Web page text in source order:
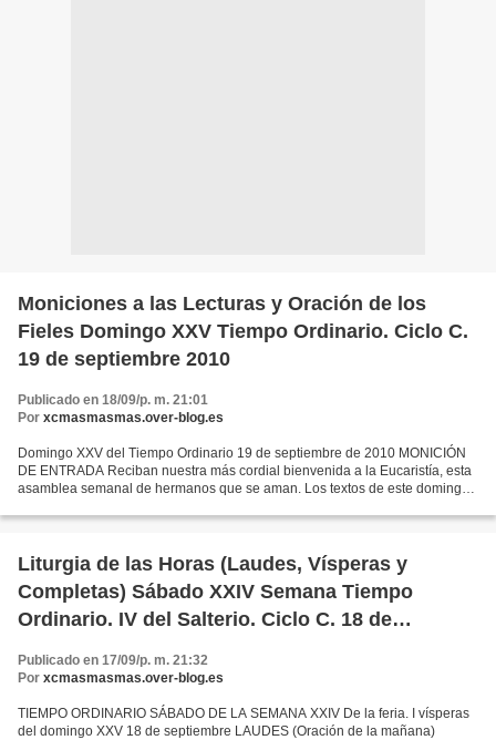
Moniciones a las Lecturas y Oración de los
Fieles Domingo XXV Tiempo Ordinario. Ciclo C.
19 de septiembre 2010
Publicado en 18/09/p. m. 21:01
Por xcmasmasmas.over-blog.es
Domingo XXV del Tiempo Ordinario 19 de septiembre de 2010 MONICIÓN
DE ENTRADA Reciban nuestra más cordial bienvenida a la Eucaristía, esta
asamblea semanal de hermanos que se aman. Los textos de este domingo
Liturgia de las Horas (Laudes, Vísperas y
Completas) Sábado XXIV Semana Tiempo
Ordinario. IV del Salterio. Ciclo C. 18 de
Publicado en 17/09/p. m. 21:32
Por xcmasmasmas.over-blog.es
TIEMPO ORDINARIO SÁBADO DE LA SEMANA XXIV De la feria. I vísperas
del domingo XXV 18 de septiembre LAUDES (Oración de la mañana)